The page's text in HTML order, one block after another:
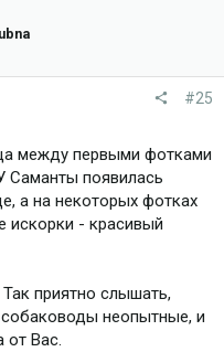
#25
между первыми фотками
Саманты появилась
а на некоторых фотках
искорки - красивый
приятно слышать,
неопытные, и
от Вас.